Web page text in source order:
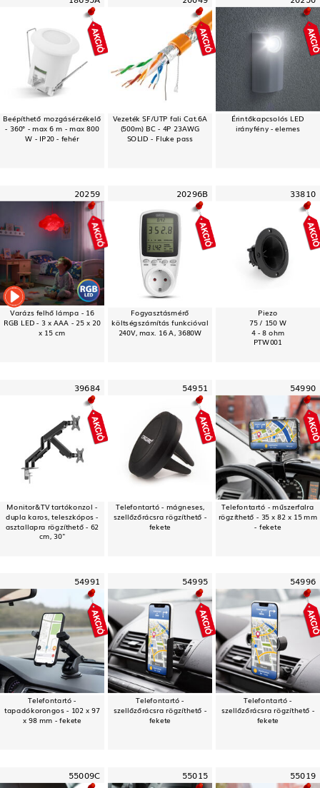
Beépíthető mozgásérzékelő
- 360° - max 6 m - max 800
W - IP20 - fehér
Vezeték SF/UTP fali Cat.6A
(500m) BC - 4P 23AWG
SOLID - Fluke pass
Érintőkapcsolós LED
irányfény - elemes
20259
Varázs felhő lámpa - 16
RGB LED - 3 x AAA - 25 x 20
x 15 cm
20296B
Fogyasztásmérő
költségszámítás funkcióval
240V, max. 16 A, 3680W
33810
Piezo
75 / 150 W
4 - 8 ohm
PTW001
39684
Monitor&TV tartókonzol -
dupla karos, teleszkópos -
asztallapra rögzíthető - 62
cm, 30"
54951
Telefontartó - mágneses,
szellőzőrácsra rögzíthető -
fekete
54990
Telefontartó - műszerfalra
rögzíthető - 35 x 82 x 15 mm
- fekete
54991
Telefontartó -
tapadókorongos - 102 x 97
x 98 mm - fekete
54995
Telefontartó -
szellőzőrácsra rögzíthető -
fekete
54996
Telefontartó -
szellőzőrácsra rögzíthető -
fekete
55009C 55015 55019